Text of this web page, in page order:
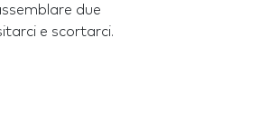
due
e scortarci.